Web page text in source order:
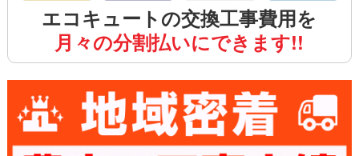
エコキュートの交換工事費用を
月々の分割払いにできます!!